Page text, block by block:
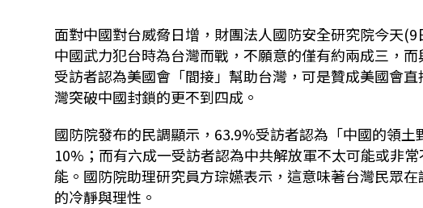
面對中國對台威脅日增，財團法人國防安全研究院今天
中國武力犯台時為台灣而戰，不願意的僅有約兩成三，
受訪者認為美國會「間接」幫助台灣，可是贊成美國會
灣突破中國封鎖的更不到四成。
國防院發布的民調顯示，63.9%受訪者認為「中國的領
10%；而有六成一受訪者認為中共解放軍不太可能或非
能。國防院助理研究員方琮嬿表示，這意味著台灣民眾
的冷靜與理性。